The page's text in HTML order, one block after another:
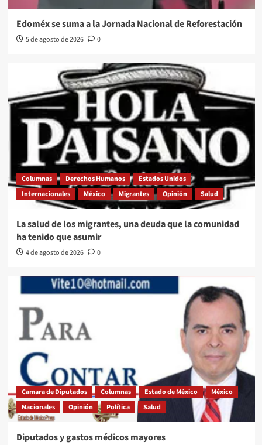
Edoméx se suma a la Jornada Nacional de Reforestación
5 de agosto de 2026 0
Columnas Derechos Humanos
Estados Unidos
Internacionales
México Migrantes Opinión Salud
La salud de los migrantes, una deuda que la comunidad
ha tenido que asumir
4 de agosto de 2026 0
Camara de Diputados Columnas Estado de México
México
Nacionales
Opinión Política Salud
Diputados y gastos médicos mayores